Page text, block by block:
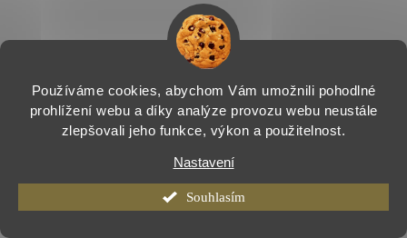
Používáme cookies, abychom Vám umožnili pohodlné
prohlížení webu a díky analýze provozu webu neustále
zlepšovali jeho funkce, výkon a použitelnost.
Nastavení
Souhlasím